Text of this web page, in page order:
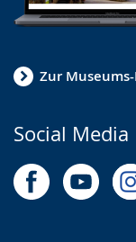
Zur
Social Media